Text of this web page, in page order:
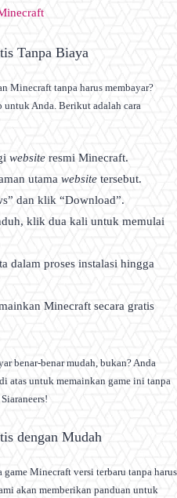
Tanpa Biaya
Minecraft tanpa harus membayar?
Anda. Berikut adalah cara
website resmi Minecraft.
utamawebsite tersebut.
dan klik “Download”.
klik dua kali untuk memulai
dalam proses instalasi hingga
Minecraft secara gratis
benar-benar mudah, bukan? Anda
atas untuk memainkan game ini tanpa
dengan Mudah
Minecraft versi terbaru tanpa harus
akan memberikan panduan untuk